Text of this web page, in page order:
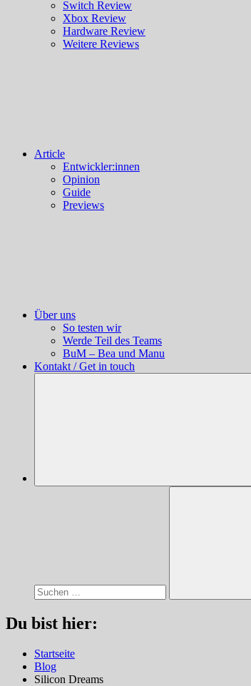
Switch Review
Xbox Review
Hardware Review
Weitere Reviews
Article
Entwickler:innen
Opinion
Guide
Previews
Über uns
So testen wir
Werde Teil des Teams
BuM – Bea und Manu
Kontakt / Get in touch
Du bist hier:
Startseite
Blog
Silicon Dreams